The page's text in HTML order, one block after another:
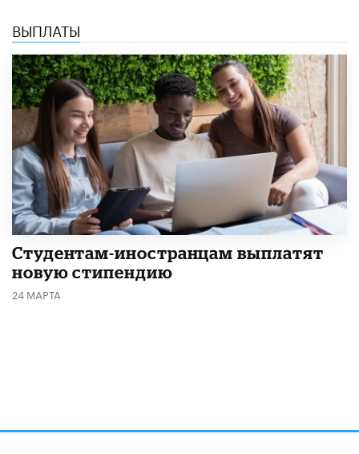
ВЫПЛАТЫ
Студентам-иностранцам выплатят
новую стипендию
24 МАРТА